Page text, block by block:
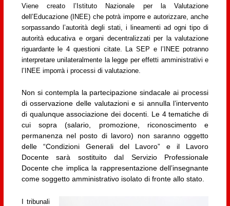
Viene creato l’Istituto Nazionale per la Valutazione
dell’Educazione (INEE) che potrà imporre e autorizzare, anche
sorpassando l’autorità degli stati, i lineamenti ad ogni tipo di
autorità educativa e organi decentralizzati per la valutazione
riguardante le 4 questioni citate. La SEP e l’INEE potranno
interpretare unilateralmente la legge per effetti amministrativi e
l’INEE imporrà i processi di valutazione.
Non si contempla la partecipazione sindacale ai processi
di osservazione delle valutazioni e si annulla l’intervento
di qualunque associazione dei docenti. Le 4 tematiche di
cui sopra (salario, promozione, riconoscimento e
permanenza nel posto di lavoro) non saranno oggetto
delle “Condizioni Generali del Lavoro” e il Lavoro
Docente sarà sostituito dal Servizio Professionale
Docente che implica la rappresentazione dell’insegnante
come soggetto amministrativo isolato di fronte allo stato.
I tribunali